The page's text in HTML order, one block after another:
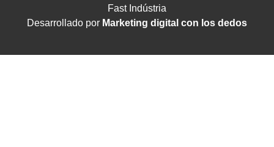
Fast Indústria
Desarrollado por Marketing digital con los dedos